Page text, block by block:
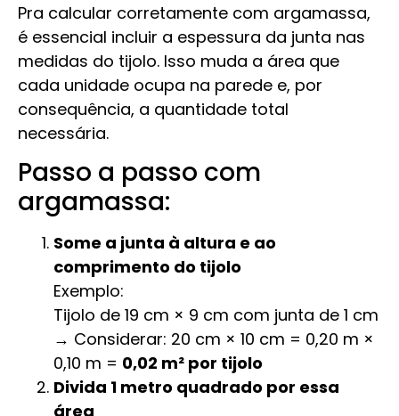
Pra calcular corretamente com argamassa,
é essencial incluir a espessura da junta nas
medidas do tijolo. Isso muda a área que
cada unidade ocupa na parede e, por
consequência, a quantidade total
necessária.
Passo a passo com
argamassa:
Some a junta à altura e ao
comprimento do tijolo
Exemplo:
Tijolo de 19 cm × 9 cm com junta de 1 cm
→ Considerar: 20 cm × 10 cm = 0,20 m ×
0,10 m = 0,02 m² por tijolo
Divida 1 metro quadrado por essa
área